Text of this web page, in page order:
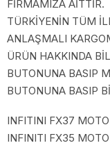
FİRMAMIZA AİTTİR.
TÜRKİYENİN TÜM
ANLAŞMALI
ÜRÜN HAKKINDA
BUTONUNA BASIP
BUTONUNA BASIP
INFITINI FX37
INFINITI FX35